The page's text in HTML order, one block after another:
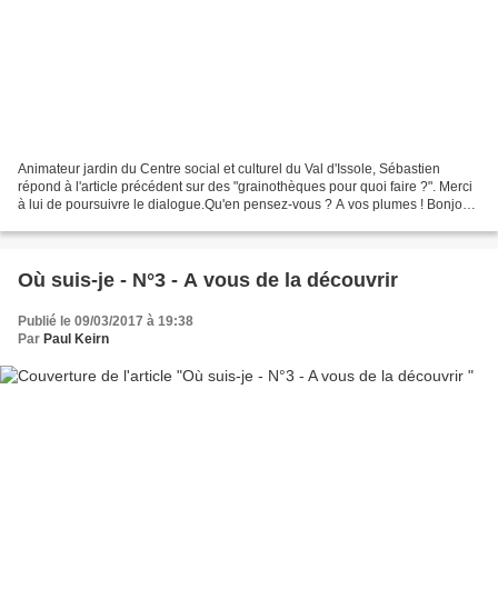
Animateur jardin du Centre social et culturel du Val d'Issole, Sébastien
répond à l'article précédent sur des "grainothèques pour quoi faire ?". Merci
à lui de poursuivre le dialogue.Qu'en pensez-vous ? A vos plumes ! Bonjour,
Où suis-je - N°3 - A vous de la découvrir
Publié le 09/03/2017 à 19:38
Par Paul Keirn